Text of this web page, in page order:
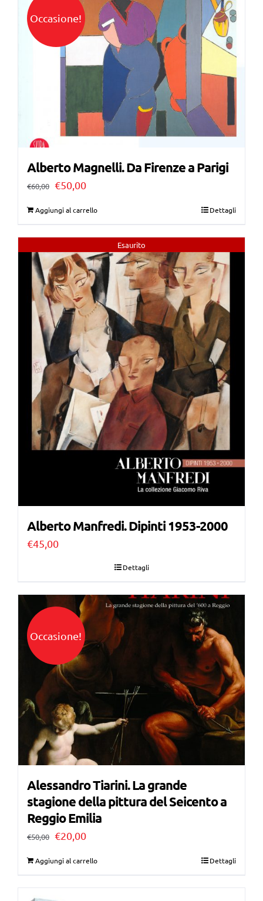
Occasione!
Alberto Magnelli. Da Firenze a Parigi
€60,00 Il
era:
€60,00.
€50,00Il
è:
€50,00.
Aggiungi al carrello Dettagli
Esaurito
Alberto Manfredi. Dipinti 1953-2000
€45,00
Dettagli
Occasione!
Alessandro Tiarini. La grande
stagione della pittura del Seicento a
Reggio Emilia
€50,00 Il
€20,00Il
Aggiungi al carrello Dettagli